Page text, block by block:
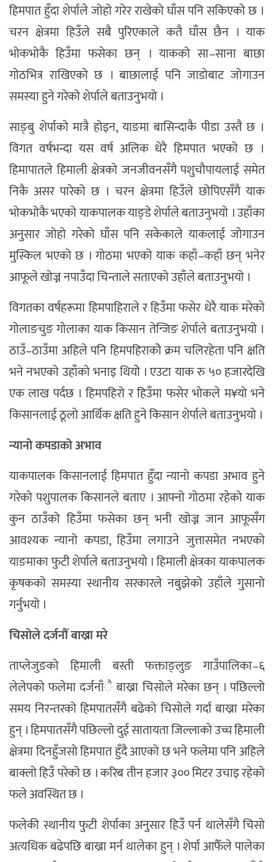
हिमपात हुँदा शेर्पाले जोहो गरेर राखेको घाँस पनि सकिएको छ ।
चरन क्षेत्रमा हिउँले सबै पुरिएकाले कतै घाँस छैन । याक
भोकभोकै हिउँमा फसेका छन् । याकको सा–साना बाछा
गोठभित्र राखिएको छ । बाछालाई पनि जाडोबाट जोगाउन
समस्या हुने गरेको शेर्पाले बताउनुभयो ।
साङ्बु शेर्पाको मात्रै होइन, याङमा बासिन्दाकै पीडा उस्तै छ ।
विगत वर्षभन्दा यस वर्ष अलिक धेरै हिमपात भएको छ ।
हिमापातले हिमाली क्षेत्रको जनजीवनसँगै पशुचौपायलाई समेत
निकै असर पारेको छ । चरन क्षेत्रमा हिउँले छोपिएसँगै याक
भोकभोकै भएको याकपालक याङ्डे शेर्पाले बताउनुभयो । उहाँका
अनुसार जोहो गरेको घाँस पनि सकेकाले याकलाई जोगाउन
मुस्किल भएको छ । गोठमा भएको याक कहाँ–कहाँ छन् भनेर
आफूले खोज्न नपाउँदा चिन्ताले सताएको उहाँले बताउनुभयो ।
विगतका वर्षहरूमा हिमपाहिराले र हिउँमा फसेर धेरै याक मरेको
गोलाङचुङ गोलाका याक किसान तेन्जिङ शेर्पाले बताउनुभयो ।
ठाउँ–ठाउँमा अहिले पनि हिमपहिराकोे क्रम चलिरहेता पनि क्षति
भने नभएको उहाँको भनाइ थियोे । एउटा याक रु ५० हजारदेखि
एक लाख पर्दछ । हिमपहिरो र हिउँमा फसेर भोकले म¥यो भने
किसानलाई ठूलो आर्थिक क्षति हुने किसान शेर्पाले बताउनुभयो ।
न्यानो कपडाको अभाव
याकपालक किसानलाई हिमपात हुँदा न्यानो कपडा अभाव हुने
गरेको पशुपालक किसानले बताए । आफ्नो गोठमा रहेको याक
कुन ठाउँको हिउँमा फसेका छन् भनी खोज्न जान आफूसँग
आवश्यक न्यानो कपडा, हिउँमा लगाउने जुत्तासमेत नभएको
याङमाका फुटी शेर्पाले बताउनुभयो । हिमाली क्षेत्रका याकपालक
कृषकको समस्या स्थानीय सरकारले नबुझेको उहाँले गुसानो
गर्नुभयो ।
चिसोले दर्जनौँ बाख्रा मरे
ताप्लेजुङको हिमाली बस्ती फक्ताङ्लुङ गाउँपालिका–६
लेलेपको फलेमा दर्जनाँै बाख्रा चिसोले मरेका छन् । पछिल्लो
समय निरन्तरको हिमपातसँगै बढेको चिसोले गर्दा बाख्रा मरेका
हुन् । हिमपातसँगै पछिल्लो दुई सातायता जिल्लाको उच्च हिमाली
क्षेत्रमा दिनहुँजसो हिमपात हुँदै आएको छ भने फलेमा पनि अहिले
बाक्लो हिउँ परेको छ । करिब तीन हजार ३०० मिटर उचाइ रहेको
फले अवस्थित छ ।
फलेकी स्थानीय फुटी शेर्पाका अनुसार हिउँ पर्न थालेसँगै चिसो
अत्यधिक बढेपछि बाख्रा मर्न थालेका हुन् । शेर्पा आफैँले पालेका